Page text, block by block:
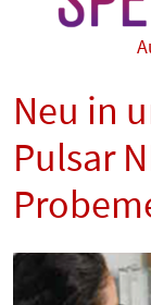
Neu in
Pulsar